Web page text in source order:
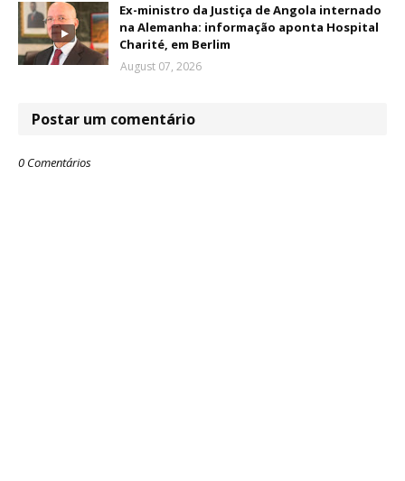
Ex-ministro da Justiça de Angola internado
na Alemanha: informação aponta Hospital
Charité, em Berlim
August 07, 2026
Postar um comentário
0 Comentários